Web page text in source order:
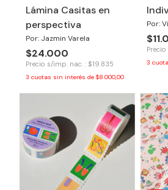
Lámina Casitas en
perspectiva
Por: Jazmin Varela
$24.000
Precio s/imp. nac. : $19.835
3 cuotas sin interés de $8.000,00
Por:
3